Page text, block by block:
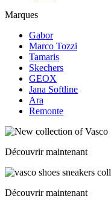
Marques
Gabor
Marco Tozzi
Tamaris
Skechers
GEOX
Jana Softline
Ara
Remonte
Découvrir maintenant
Découvrir maintenant